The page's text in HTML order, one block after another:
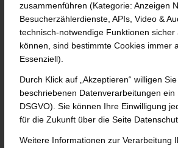
Fulda/ Münsterfeld. Ein
besonderen Zeiten
GmbH in
Maschinenbauspezialist
Jahr am 1. August das
Bestehen. Zum Jubiläum
Mitarbeiter den
zusammenführen (Kategorie: Anzeigen
Besucherzählerdienste, APIs, Video &
technisch-notwendige Funktionen sicher
können, sind bestimmte Cookies immer
Essenziell).
Durch Klick auf „Akzeptieren“ willigen
beschriebenen Datenverarbeitungen ein
DSGVO). Sie können Ihre Einwilligung
für die Zukunft über die Seite
Weitere Informationen zur Verarbeitung